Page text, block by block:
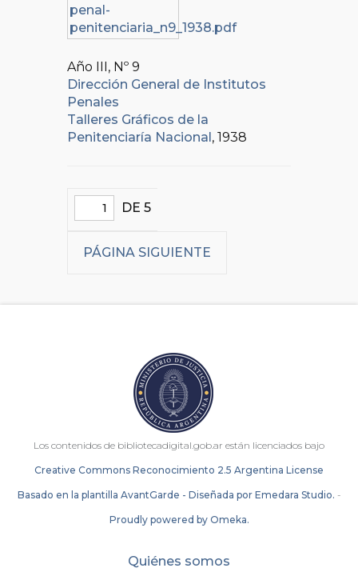
Año III, Nº 9
Dirección General de Institutos
Penales
Talleres Gráficos de la
Penitenciaría Nacional , 1938
DE 5
PÁGINA SIGUIENTE
Los contenidos de bibliotecadigital.gob.ar están licenciados bajo
Creative Commons Reconocimiento 2.5 Argentina License
Basado en la plantilla AvantGarde - Diseñada por Emedara Studio. -
Proudly powered by Omeka.
Quiénes somos